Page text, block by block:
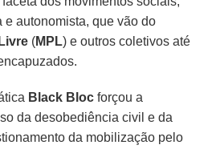
e autonomista, que vão do
(MPL) e outros coletivos até
Black Bloc forçou a
da desobediência civil e da
da mobilização pelo